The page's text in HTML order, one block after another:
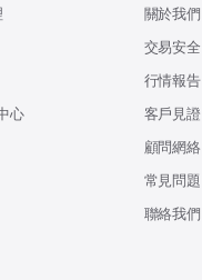
心
關於我們
交易安全
行情報告
客戶見證
顧問網絡
常見問題
聯絡我們